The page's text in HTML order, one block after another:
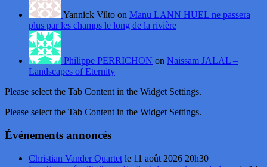
Yannick Vilto on Manu LANN HUEL ne passera
plus par les champs le long de la rivière
Philippe PERRICHON on Naissam JALAL –
Landscapes of Eternity
Please select the Tab Content in the Widget Settings.
Please select the Tab Content in the Widget Settings.
Événements annoncés
Christian Vander Quartet le 11 août 2026 20h30